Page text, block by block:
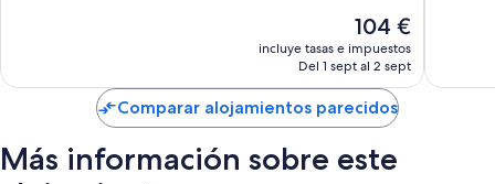
El
precio
actual
de
104 €
104 €
incluye tasas e impuestos
Del 1 sept al 2 sept
Comparar alojamientos parecidos
Más información sobre este